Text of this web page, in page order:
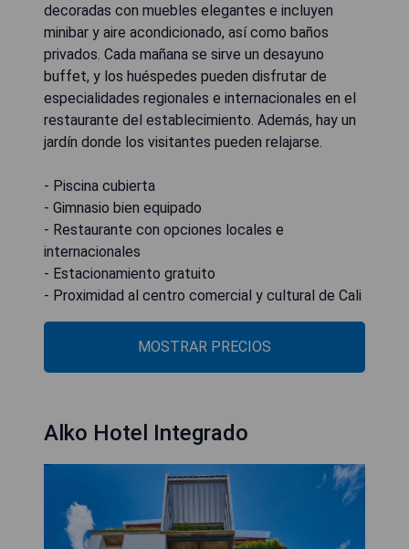
decoradas con muebles elegantes e incluyen
minibar y aire acondicionado, así como baños
privados. Cada mañana se sirve un desayuno
buffet, y los huéspedes pueden disfrutar de
especialidades regionales e internacionales en el
restaurante del establecimiento. Además, hay un
jardín donde los visitantes pueden relajarse.
- Piscina cubierta
- Gimnasio bien equipado
- Restaurante con opciones locales e
internacionales
- Estacionamiento gratuito
- Proximidad al centro comercial y cultural de Cali
MOSTRAR PRECIOS
Alko Hotel Integrado